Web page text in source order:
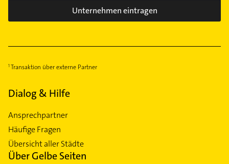
Unternehmen eintragen
Transaktion über externe Partner
Dialog & Hilfe
Ansprechpartner
Häufige Fragen
Übersicht aller Städte
Über Gelbe Seiten